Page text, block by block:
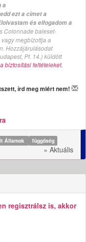
a
ezt a címet a
és elfogadom a
Colonnade baleset-
megbízottja a
Hozzájárulásodat
Pf. 14.) küldött
biztosítási feltételeket.
írd meg miért nem!
Államok
függőség
» Aktuális
regisztrálsz is, akkor